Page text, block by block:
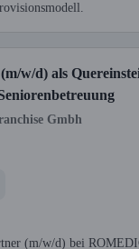
w/d) als
Gmbh
(m/w/d) bei